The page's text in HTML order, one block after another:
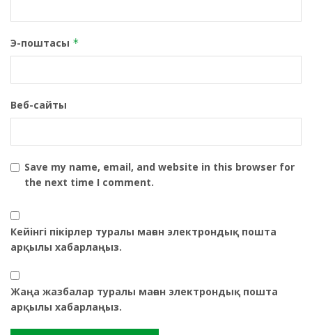
Э-поштасы *
Веб-сайты
Save my name, email, and website in this browser for
the next time I comment.
Кейінгі пікірлер туралы маған электрондық пошта
арқылы хабарлаңыз.
Жаңа жазбалар туралы маған электрондық пошта
арқылы хабарлаңыз.